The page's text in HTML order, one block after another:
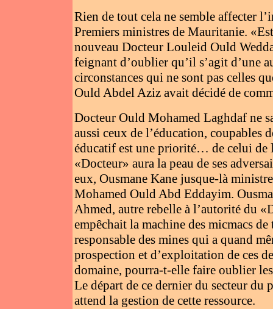
Rien de tout cela ne semble affecter
Premiers ministres de Mauritanie.
nouveau Docteur Louleid Ould
feignant d’oublier qu’il s’agit d’une
circonstances qui ne sont pas celles
Ould Abdel Aziz avait décidé de
Docteur Ould Mohamed Laghdaf ne
aussi ceux de l’éducation, coupables
éducatif est une priorité… de celui de
«Docteur» aura la peau de ses
eux, Ousmane Kane jusque-là
Mohamed Ould Abd Eddayim.
Ahmed, autre rebelle à l’autorité du
empêchait la machine des micmacs
responsable des mines qui a quand
prospection et d’exploitation de ces
domaine, pourra-t-elle faire oublier
Le départ de ce dernier du secteur du
attend la gestion de cette ressource.